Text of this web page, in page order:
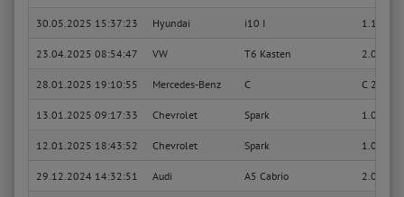
30.05.2025 15:37:23 Hyundai i10 I 1.1
23.04.2025 08:54:47 VW T6 Kasten 2.0 TDI
28.01.2025 19:10:55 Mercedes-Benz C C 220
13.01.2025 09:17:33 Chevrolet Spark 1.0
12.01.2025 18:43:52 Chevrolet Spark 1.0
29.12.2024 14:32:51 Audi A5 Cabrio 2.0